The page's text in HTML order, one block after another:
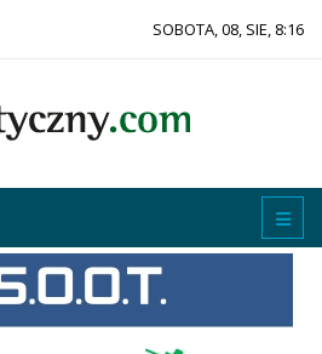
SOBOTA, 08, SIE, 8:16